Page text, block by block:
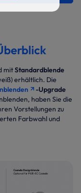
mitStandardblende
erhältlich. Die
-Upgrade
haben Sie die
Vorstellungen zu
Farbwahl und